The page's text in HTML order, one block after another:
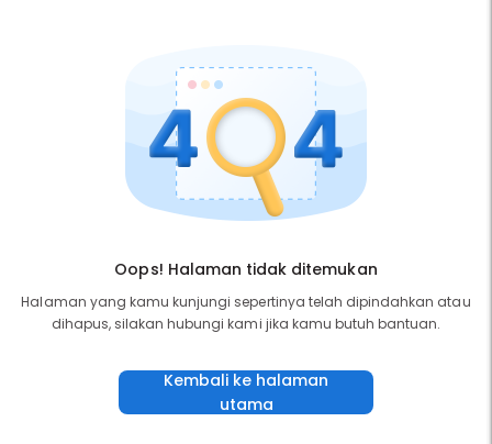
Oops! Halaman tidak ditemukan
Halaman yang kamu kunjungi sepertinya telah dipindahkan atau
dihapus, silakan hubungi kami jika kamu butuh bantuan.
Kembali ke halaman
utama